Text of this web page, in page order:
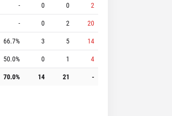
- 0 0
2
- 0 2
20
66.7% 3 5
14
50.0% 0 1
4
70.0% 14 21 -